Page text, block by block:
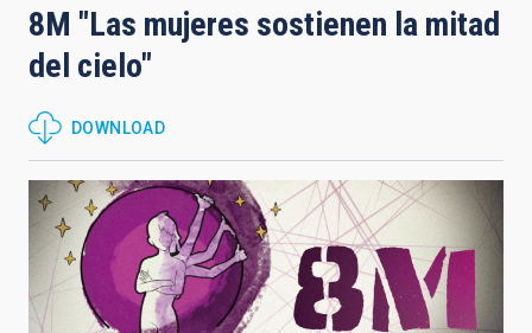
8M "Las mujeres sostienen la mitad
del cielo"
DOWNLOAD